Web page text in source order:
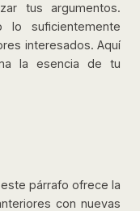
tus argumentos.
lo suficientemente
interesados. Aquí
la esencia de tu
párrafo ofrece la
con nuevas